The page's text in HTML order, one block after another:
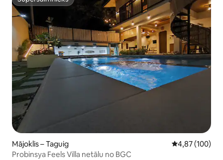
Supersaimnieks
Mājoklis – Taguig Vidējais
4,87 (100)
Probinsya Feels Villa netālu no BGC